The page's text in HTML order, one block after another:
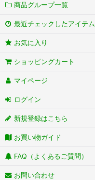
商品グループ一覧
最近チェックしたアイテム
お気に入り
ショッピングカート
マイページ
ログイン
新規登録はこちら
お買い物ガイド
FAQ（よくあるご質問）
お問い合わせ